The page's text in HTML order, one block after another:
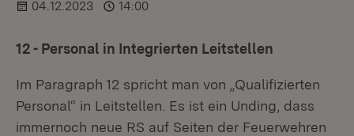
04.12.2023
14:00
12 - Personal in Integrierten Leitstellen
Im Paragraph 12 spricht man von „Qualifizierten
Personal“ in Leitstellen. Es ist ein Unding, dass
immernoch neue RS auf Seiten der Feuerwehren